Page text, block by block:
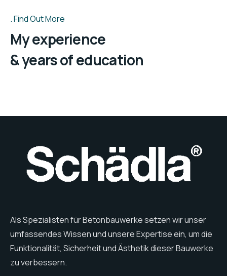
Find Out More
My experience
& years of education
Als Spezialisten für Betonbauwerke setzen wir unser
umfassendes Wissen und unsere Expertise ein, um die
Funktionalität, Sicherheit und Ästhetik dieser Bauwerke
zu verbessern.